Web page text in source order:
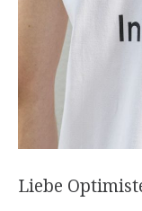
Liebe